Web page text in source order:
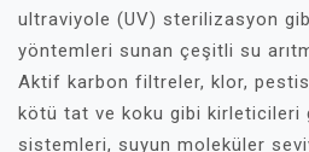
ultraviyole (UV) sterilizasyon
yöntemleri sunan çeşitli su
Aktif karbon filtreler, klor,
kötü tat ve koku gibi kirleticileri
sistemleri, suyun moleküler